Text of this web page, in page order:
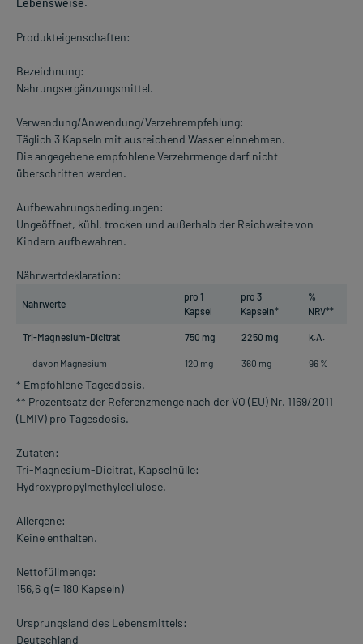
Lebensweise.
Produkteigenschaften:
Bezeichnung:
Nahrungsergänzungsmittel.
Verwendung/Anwendung/Verzehrempfehlung:
Täglich 3 Kapseln mit ausreichend Wasser einnehmen.
Die angegebene empfohlene Verzehrmenge darf nicht
überschritten werden.
Aufbewahrungsbedingungen:
Ungeöffnet, kühl, trocken und außerhalb der Reichweite von
Kindern aufbewahren.
Nährwertdeklaration:
Nährwerte
pro 1
Kapsel
pro 3
Kapseln*
%
NRV**
Tri-Magnesium-Dicitrat 750 mg 2250 mg k.A.
davon Magnesium 120 mg 360 mg 96 %
* Empfohlene Tagesdosis.
** Prozentsatz der Referenzmenge nach der VO (EU) Nr. 1169/2011
(LMIV) pro Tagesdosis.
Zutaten:
Tri-Magnesium-Dicitrat, Kapselhülle:
Hydroxypropylmethylcellulose.
Allergene:
Keine enthalten.
Nettofüllmenge:
156,6 g (= 180 Kapseln)
Ursprungsland des Lebensmittels:
Deutschland